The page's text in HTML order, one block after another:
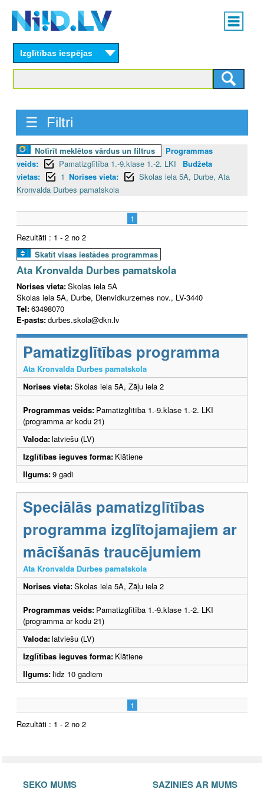
content
Main
menu
Izglītības iespējas
☰ Filtri
Notīrīt meklētos vārdus un filtrus
Programmas
veids:
Pamatizglītība 1.-9.klase 1.-2. LKI
Budžeta
vietas:
1 Norises vieta:
Skolas iela 5A, Durbe, Ata
Kronvalda Durbes pamatskola
1
Rezultāti : 1 - 2 no 2
Skatīt visas iestādes programmas
Ata Kronvalda Durbes pamatskola
Norises vieta:Skolas iela 5A
Skolas iela 5A, Durbe, Dienvidkurzemes nov., LV-3440
Tel:63498070
E-pasts:durbes.skola@dkn.lv
Pamatizglītības programma
Ata Kronvalda Durbes pamatskola
Norises vieta:Skolas iela 5A, Zāļu iela 2
Programmas veids: Pamatizglītība 1.-9.klase 1.-2. LKI
(programma ar kodu 21)
Valoda:latviešu (LV)
Izglītības ieguves forma: Klātiene
Ilgums:9 gadi
Speciālās pamatizglītības
programma izglītojamajiem ar
mācīšanās traucējumiem
Ata Kronvalda Durbes pamatskola
Norises vieta:Skolas iela 5A, Zāļu iela 2
Programmas veids: Pamatizglītība 1.-9.klase 1.-2. LKI
(programma ar kodu 21)
Valoda:latviešu (LV)
Izglītības ieguves forma: Klātiene
Ilgums:līdz 10 gadiem
1
Rezultāti : 1 - 2 no 2
SEKO MUMS SAZINIES AR MUMS